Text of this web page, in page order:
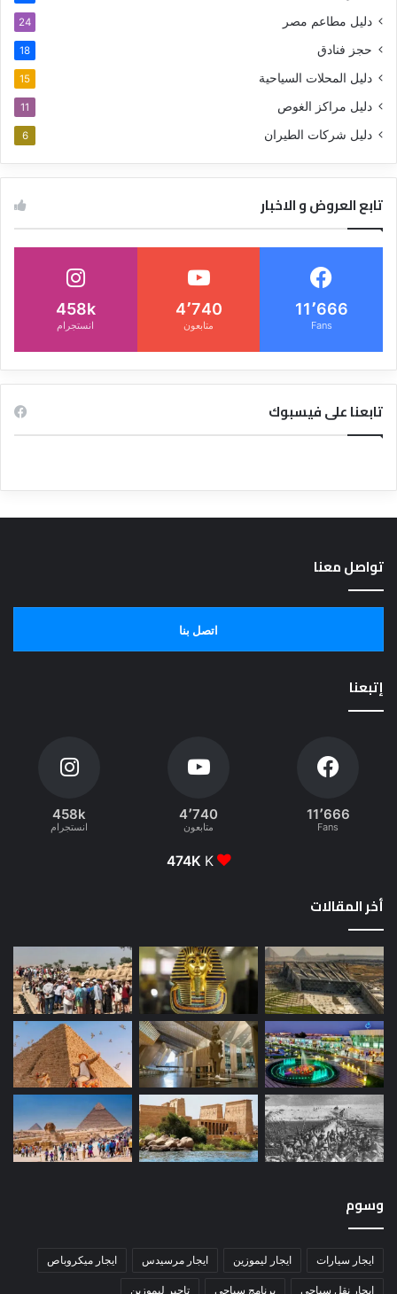
دليل مطاعم مصر 24
حجز فنادق 18
دليل المحلات السياحية 15
دليل مراكز الغوص 11
دليل شركات الطيران 6
تابع العروض و الاخبار
11٬666
Fans
4٬740
متابعون
458k
انستجرام
تابعنا على فيسبوك
تواصل معنا
اتصل بنا
إتبعنا
11٬666
Fans
4٬740
متابعون
458k
انستجرام
474K K
أخر المقالات
وسوم
ايجار سيارات ايجار ليموزين ايجار مرسيدس ايجار ميكروباص
ايجار نقل سياحي برنامج سياحي تاجير ليموزين